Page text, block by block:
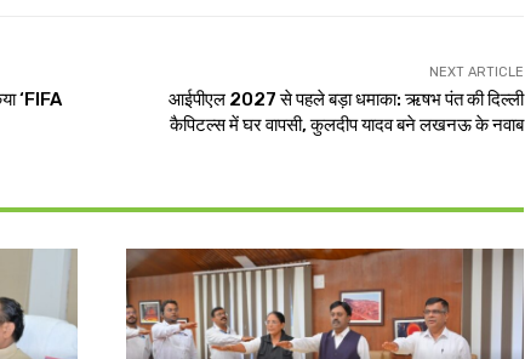
‘FIFA
NEXT ARTICLE
आईपीएल 2027 से पहले बड़ा धमाका: ऋषभ पंत की दिल्ली
कैपिटल्स में घर वापसी, कुलदीप यादव बने लखनऊ के नवाब